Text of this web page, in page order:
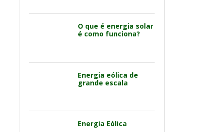
O que é energia solar
é como funciona?
Energia eólica de
grande escala
Energia Eólica